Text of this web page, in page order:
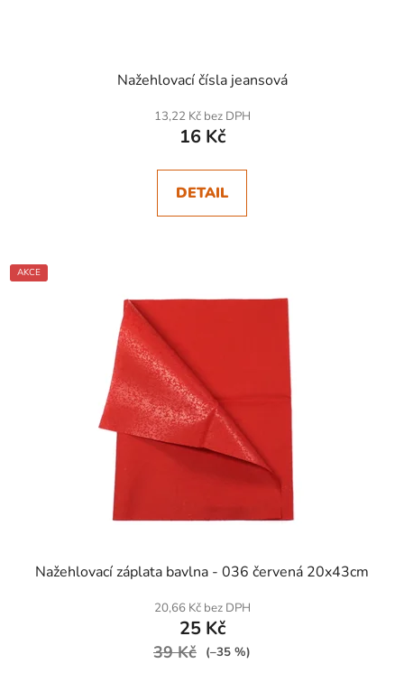
Nažehlovací čísla jeansová
13,22 Kč bez DPH
16 Kč
DETAIL
AKCE
Nažehlovací záplata bavlna - 036 červená 20x43cm
20,66 Kč bez DPH
25 Kč
39 Kč (–35 %)